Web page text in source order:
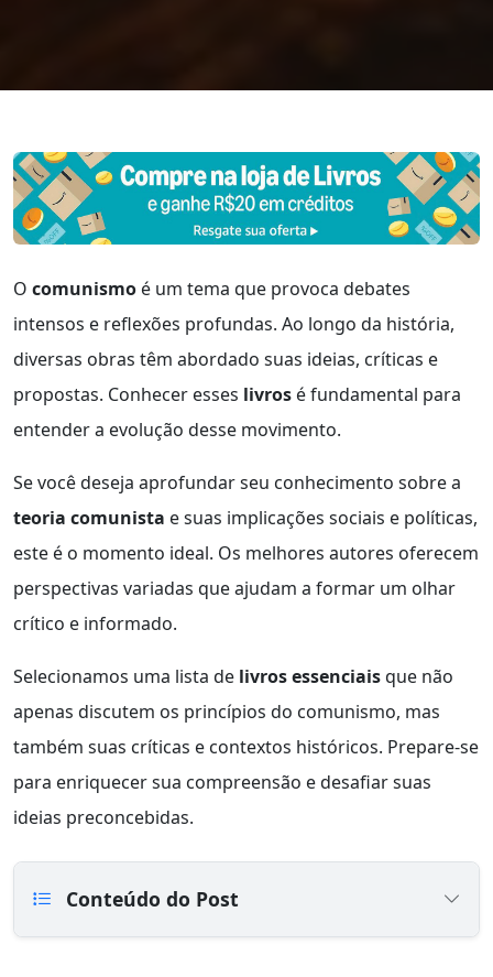
O comunismo é um tema que provoca debates
intensos e reflexões profundas. Ao longo da história,
diversas obras têm abordado suas ideias, críticas e
propostas. Conhecer esses livros é fundamental para
entender a evolução desse movimento.
Se você deseja aprofundar seu conhecimento sobre a
teoria comunista e suas implicações sociais e políticas,
este é o momento ideal. Os melhores autores oferecem
perspectivas variadas que ajudam a formar um olhar
crítico e informado.
Selecionamos uma lista de livros essenciaisque não
apenas discutem os princípios do comunismo, mas
também suas críticas e contextos históricos. Prepare-se
para enriquecer sua compreensão e desafiar suas
ideias preconcebidas.
Conteúdo do Post